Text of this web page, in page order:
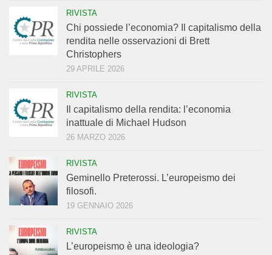
RIVISTA
Chi possiede l’economia? Il capitalismo della
rendita nelle osservazioni di Brett
Christophers
29 APRILE 2026
RIVISTA
Il capitalismo della rendita: l’economia
inattuale di Michael Hudson
26 MARZO 2026
RIVISTA
Geminello Preterossi. L’europeismo dei
filosofi.
19 GENNAIO 2026
RIVISTA
L’europeismo è una ideologia?